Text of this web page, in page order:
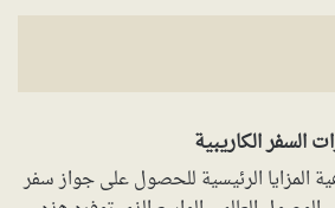
السفر الكاريبية
المزايا الرئيسية للحصول على جواز سفر